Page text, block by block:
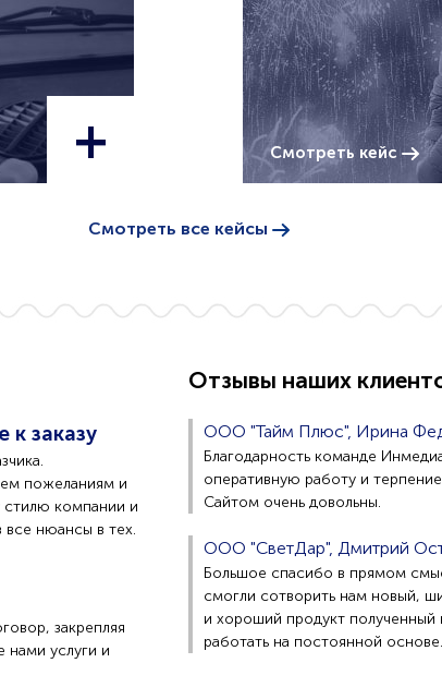
+ Смотреть кейс
Смотреть все кейсы
к заказу
пожеланиям и
компании и
все нюансы в тех.
закрепляя
нами услуги и
Отзывы наших
ООО "Тайм Плюс", Ирина
Благодарность команде
оперативную работу и
Сайтом очень довольны.
ООО "СветДар", Дмитрий
Большое спасибо в прямом
смогли сотворить нам новый,
и хороший продукт
работать на постоянной основе.